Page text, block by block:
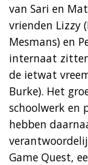
van Sari en
vrienden Lizzy
Mesmans) en
internaat
de ietwat
Burke). Het
schoolwerk en
hebben
Game Quest,